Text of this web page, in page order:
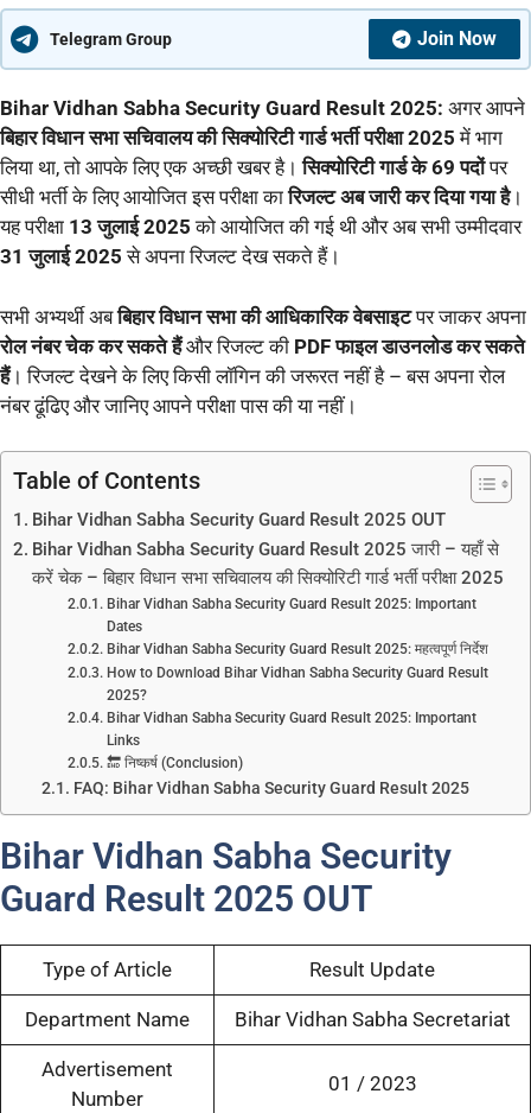
Telegram Group Join Now
Bihar Vidhan Sabha Security Guard Result 2025: अगर आपने
बिहार विधान सभा सचिवालय की सिक्योरिटी गार्ड भर्ती परीक्षा 2025 में भाग
लिया था, तो आपके लिए एक अच्छी खबर है।सिक्योरिटी गार्ड के 69 पदोंपर
सीधी भर्ती के लिए आयोजित इस परीक्षा कारिजल्ट अब जारी कर दिया गया है।
यह परीक्षा 13 जुलाई 2025 को आयोजित की गई थी और अब सभी उम्मीदवार
31 जुलाई 2025 से अपना रिजल्ट देख सकते हैं।
सभी अभ्यर्थी अबबिहार विधान सभा की आधिकारिक वेबसाइटपर जाकर अपना
रोल नंबर चेक कर सकते हैंऔर रिजल्ट की PDF फाइल डाउनलोड कर सकते
हैं। रिजल्ट देखने के लिए किसी लॉगिन की जरूरत नहीं है – बस अपना रोल
नंबर ढूंढिए और जानिए आपने परीक्षा पास की या नहीं।
Table of Contents
Bihar Vidhan Sabha Security Guard Result 2025 OUT
Bihar Vidhan Sabha Security Guard Result 2025 जारी – यहाँ से
करें चेक – बिहार विधान सभा सचिवालय की सिक्योरिटी गार्ड भर्ती परीक्षा 2025
Bihar Vidhan Sabha Security Guard Result 2025: Important
Dates
Bihar Vidhan Sabha Security Guard Result 2025: महत्वपूर्ण निर्देश
How to Download Bihar Vidhan Sabha Security Guard Result
2025?
Bihar Vidhan Sabha Security Guard Result 2025: Important
Links
🔚 निष्कर्ष (Conclusion)
FAQ: Bihar Vidhan Sabha Security Guard Result 2025
Bihar Vidhan Sabha Security
Guard Result 2025 OUT
Type of Article Result Update
Department Name Bihar Vidhan Sabha Secretariat
Advertisement
Number
01 / 2023